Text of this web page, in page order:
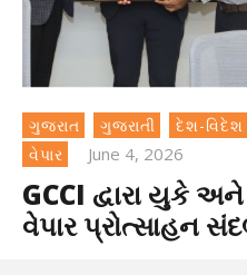
ગુજરાત ગુજરાતી દેશ-વિદેશ
વેપાર
June 4, 2026
GCCI દ્વારા યુકે
વેપાર પ્રોત્સાહન